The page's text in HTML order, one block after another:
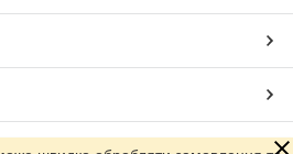
Prom.ua